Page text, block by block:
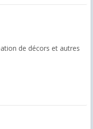
de décors et autres